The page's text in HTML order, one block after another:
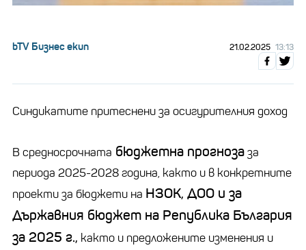
bTV Бизнес екип 21.02.2025 13:13
Синдикатите притеснени за осигурителния доход
В средносрочната бюджетна прогнозаза
периода 2025-2028 година, както и в конкретните
проекти за бюджети на НЗОК, ДОО и за
Държавния бюджет на Република България
за 2025 г., както и предложените изменения и